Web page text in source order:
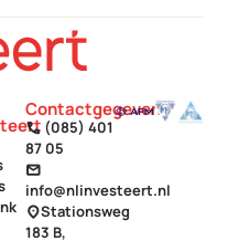
Contactgegevens
call (085) 401
87 05
mail
info@nlinvesteert.nl
location_onStationsweg
183 B,